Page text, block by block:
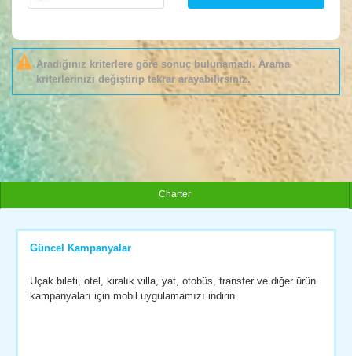
Aradığınız kriterlere göre sonuç bulunamadı. Arama
kriterlerinizi değiştirip tekrar arayabilirsiniz.
Charter
Güncel Kampanyalar
Uçak bileti, otel, kiralık villa, yat, otobüs, transfer ve diğer ürün
kampanyaları için mobil uygulamamızı indirin.